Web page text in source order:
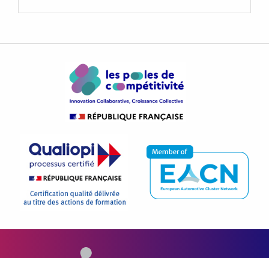
Pôle Véhicule du Futur